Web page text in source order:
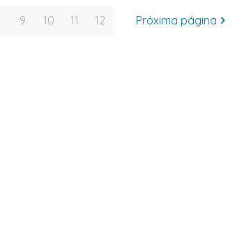
9 10 11 12 Próxima página